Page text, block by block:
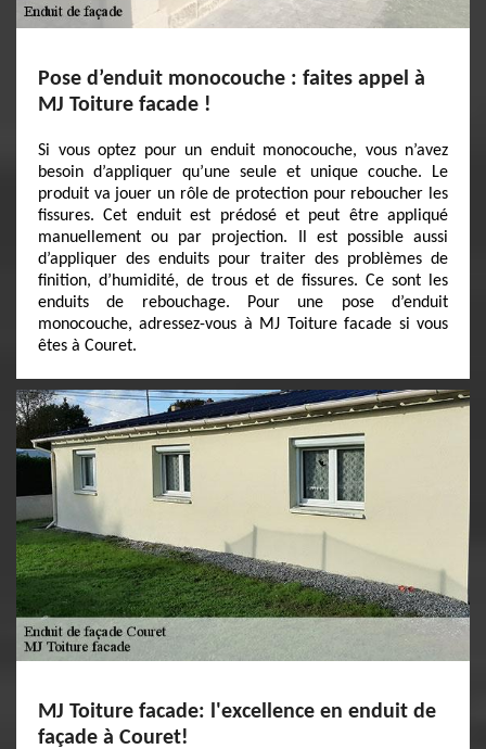
Pose d’enduit monocouche : faites appel à
MJ Toiture facade !
Si vous optez pour un enduit monocouche, vous n’avez
besoin d’appliquer qu’une seule et unique couche. Le
produit va jouer un rôle de protection pour reboucher les
fissures. Cet enduit est prédosé et peut être appliqué
manuellement ou par projection. Il est possible aussi
d’appliquer des enduits pour traiter des problèmes de
finition, d’humidité, de trous et de fissures. Ce sont les
enduits de rebouchage. Pour une pose d’enduit
monocouche, adressez-vous à MJ Toiture facade si vous
êtes à Couret.
MJ Toiture facade: l'excellence en enduit de
façade à Couret!